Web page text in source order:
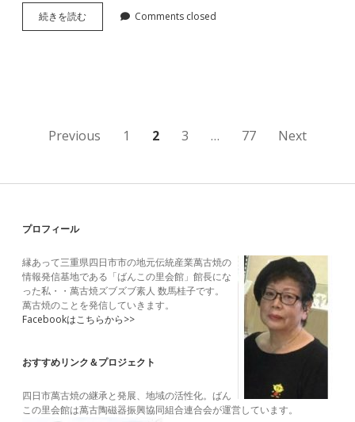
続きを読む萬
古
Comments closed
ペ
ー
ジ
送
Previous 1 2 3 … 77 Next
Sidebar
プロフィール
縁あって三重県四日市市の地元伝統産業萬古焼の
情報発信基地である「ばんこの里会館」館長にな
った私・・萬古焼ズブズブ素人 数馬桂子です。
萬古焼のことを発信していきます。
Facebookはこちらから>>
おすすめリンク＆プロジェクト
四日市萬古焼の継承と発展、地域の活性化。ばん
この里会館は萬古陶磁器振興協同組合連合会が運営しています。